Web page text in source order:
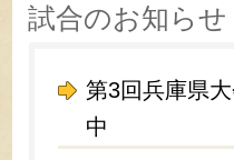
試合のお知らせ
第3回兵庫県
中